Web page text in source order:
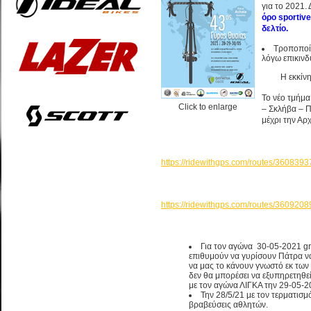
Click to enlarge
για το
όρο sportive
δελτίο.
λόγω
Η
Το νέο
– Σκλήβα –
μέχρι την
https://ridewithgps.com/routes/
https://ridewithgps.com/routes/
Για τον αγώνα 30-05-2021
επιθυμούν να γυρίσουν Πάτρα
να μας το κάνουν γνωστό εκ των
δεν θα μπορέσει να
με τον αγώνα ΛΙΓΚΑ την 29-05-
Την 28/5/21 με τον
βραβεύσεις αθλητών.